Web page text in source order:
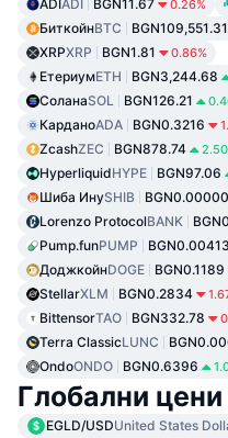
ADI ADI BGN11.67 0.26%
БиткойнBTC BGN109,551.31
XRPXRP BGN1.81 0.86%
ЕтериумETH BGN3,244.68
СоланаSOL BGN126.21
КарданоADA BGN0.3216
ZcashZEC BGN878.74
HyperliquidHYPE BGN97.06
Шиба ИнуSHIB
Lorenzo ProtocolBANK
Pump.funPUMP BGN0.00413
ДоджкойнDOGE BGN0.1189
StellarXLM BGN0.2834
BittensorTAO BGN332.78
Terra ClassicLUNC
OndoONDO BGN0.6396
Глобални
EGLD/USDUnited States